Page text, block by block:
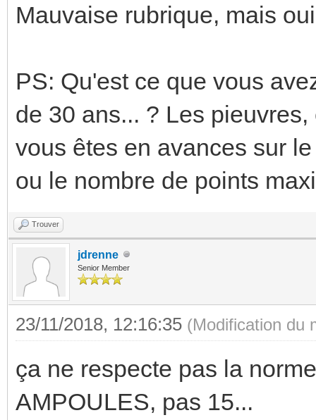
Mauvaise rubrique, mais
PS: Qu'est ce que vous
de 30 ans... ? Les
vous êtes en avances sur
ou le nombre de points
Trouver
jdrenne
Senior Member
23/11/2018, 12:16:35 (Modification du
ça ne respecte pas la
AMPOULES, pas 15...